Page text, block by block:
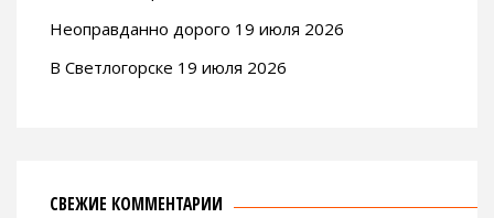
Неоправданно дорого 19 июля 2026
В Светлогорске 19 июля 2026
СВЕЖИЕ КОММЕНТАРИИ